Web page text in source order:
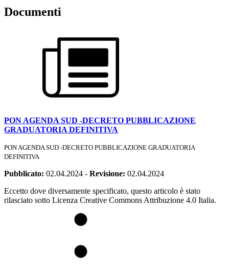
Documenti
PON AGENDA SUD -DECRETO PUBBLICAZIONE
GRADUATORIA DEFINITIVA
PON AGENDA SUD -DECRETO PUBBLICAZIONE GRADUATORIA
DEFINITIVA
Pubblicato: 02.04.2024 - Revisione: 02.04.2024
Eccetto dove diversamente specificato, questo articolo è stato
rilasciato sotto Licenza Creative Commons Attribuzione 4.0 Italia.